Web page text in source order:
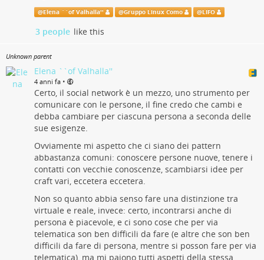
@Elena ``of Valhalla'' @Gruppo Linux Como @LIFO
3 people like this
Unknown parent
Elena ``of Valhalla''
4 anni fa •
Certo, il social network è un mezzo, uno strumento per
comunicare con le persone, il fine credo che cambi e
debba cambiare per ciascuna persona a seconda delle
sue esigenze.
Ovviamente mi aspetto che ci siano dei pattern
abbastanza comuni: conoscere persone nuove, tenere i
contatti con vecchie conoscenze, scambiarsi idee per
craft vari, eccetera eccetera.
Non so quanto abbia senso fare una distinzione tra
virtuale e reale, invece: certo, incontrarsi anche di
persona è piacevole, e ci sono cose che per via
telematica son ben difficili da fare (e altre che son ben
difficili da fare di persona, mentre si posson fare per via
telematica), ma mi paiono tutti aspetti della stessa